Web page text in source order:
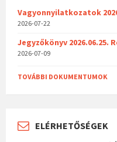
Vagyonnyilatkozatok
2026-07-22
Jegyzőkönyv 2026.06.25.
2026-07-09
TOVÁBBI DOKUMENTUMOK
ELÉRHETŐSÉGEK